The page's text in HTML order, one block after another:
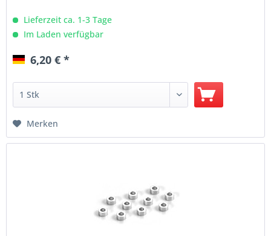
Lieferzeit ca. 1-3 Tage
Im Laden verfügbar
6,20 € *
Merken